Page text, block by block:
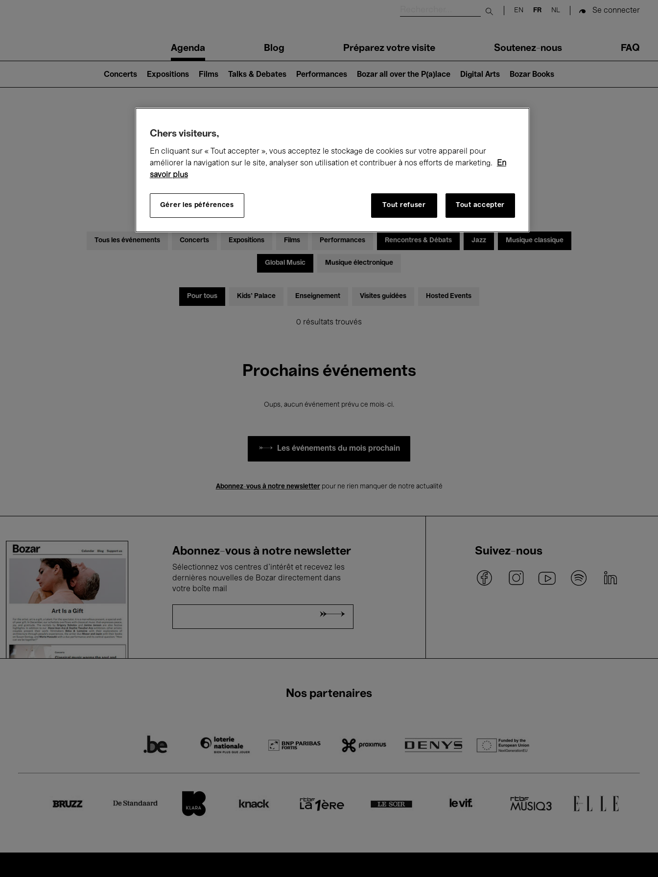
Submit search
EN FR NL Se connecter
navigationAgenda Blog Préparez votre visite Soutenez-nous FAQ
2)
Concerts Expositions Films Talks & Debates Performances Bozar all over the P(a)lace Digital Arts Bozar Books
Ce qui se passe à Bozar
Tous les événements Concerts Expositions Films Performances Rencontres & Débats Jazz Musique classique
Global Music Musique électronique
Pour tous Kids’ Palace Enseignement Visites guidées Hosted Events
0 résultats trouvés
Prochains événements
Oups, aucun événement prévu ce mois-ci.
Les événements du mois prochain
Abonnez-vous à notre newsletterpour ne rien manquer de notre actualité
Abonnez-vous à notre newsletter
Sélectionnez vos centres d'intérêt et recevez les
dernières nouvelles de Bozar directement dans
votre boîte mail
Suivez-nous
Nos partenaires
Chers visiteurs,
En cliquant sur « Tout accepter », vous acceptez le stockage de cookies sur votre appareil pour
améliorer la navigation sur le site, analyser son utilisation et contribuer à nos efforts de marketing.
En
savoir plus
Gérer les péférences Tout refuser Tout accepter